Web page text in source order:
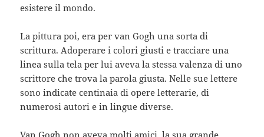
esistere il mondo.
La pittura poi, era per van Gogh una sorta di
scrittura. Adoperare i colori giusti e tracciare una
linea sulla tela per lui aveva la stessa valenza di uno
scrittore che trova la parola giusta. Nelle sue lettere
sono indicate centinaia di opere letterarie, di
numerosi autori e in lingue diverse.
Van Gogh non aveva molti amici, la sua grande